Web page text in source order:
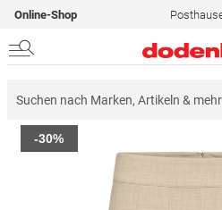
Online-Shop
Zum
Ende
-30%